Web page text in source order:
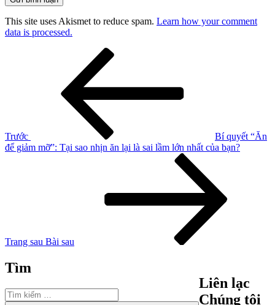
This site uses Akismet to reduce spam. Learn how your comment
data is processed.
Trước
Bí quyết “Ăn
để giảm mỡ”: Tại sao nhịn ăn lại là sai lầm lớn nhất của bạn?
Trang sau Bài sau
Tìm
Tìm
Liên lạc
Chúng tôi